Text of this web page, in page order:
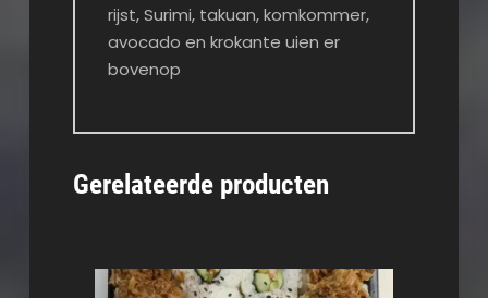
rijst, Surimi, takuan, komkommer,
avocado en krokante uien er
bovenop
Gerelateerde producten